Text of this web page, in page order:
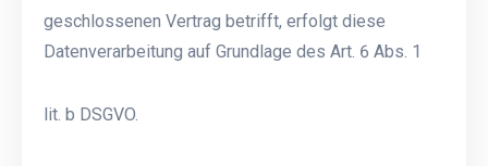
geschlossenen Vertrag betrifft, erfolgt diese
Datenverarbeitung auf Grundlage des Art. 6 Abs. 1
lit. b DSGVO.